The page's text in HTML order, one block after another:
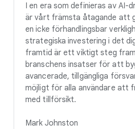
I en era som definieras av AI-
är vårt främsta åtagande att
en icke förhandlingsbar
strategiska investering i det
framtid är ett viktigt steg
branschens insatser för att
avancerade, tillgängliga
möjligt för alla användare att
med tillförsikt.
Mark Johnston